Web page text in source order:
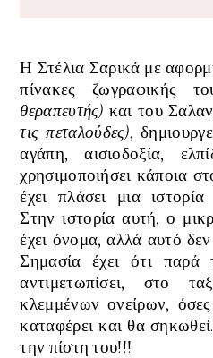
Η Στέλια Σαρικά με
πίνακες ζωγραφικής
θεραπευτής) και του
τις πεταλούδες),
αγάπη, αισιοδοξία,
χρησιμοποιήσει κάποια
έχει πλάσει μια
Στην ιστορία αυτή, ο
έχει όνομα, αλλά αυτό
Σημασία έχει ότι παρά
αντιμετωπίσει, στο
κλεμμένων ονείρων,
καταφέρει και θα
την πίστη του!!!